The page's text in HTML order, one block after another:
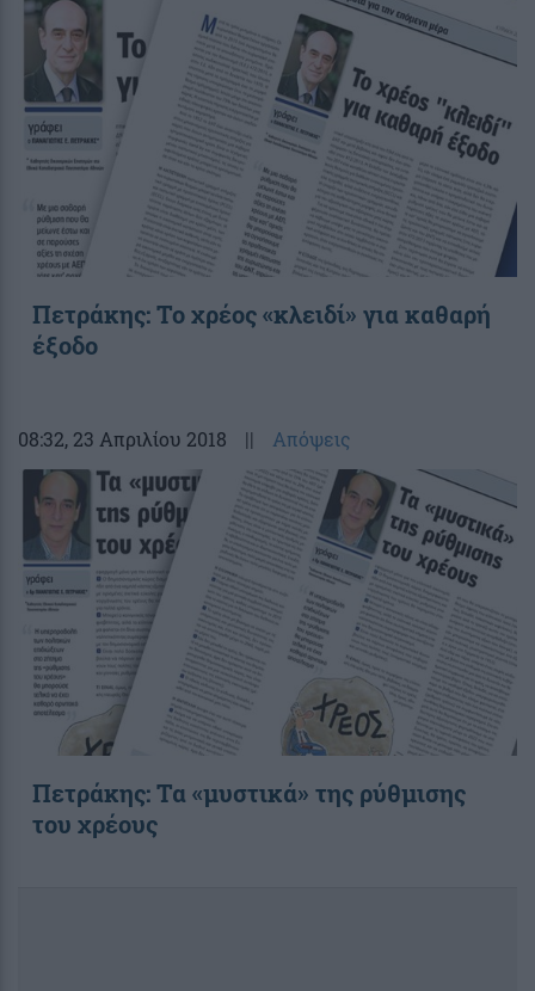
Πετράκης: Το χρέος «κλειδί» για καθαρή
έξοδο
08:32, 23 Απριλίου 2018 || Απόψεις
Πετράκης: Τα «μυστικά» της ρύθμισης
του χρέους